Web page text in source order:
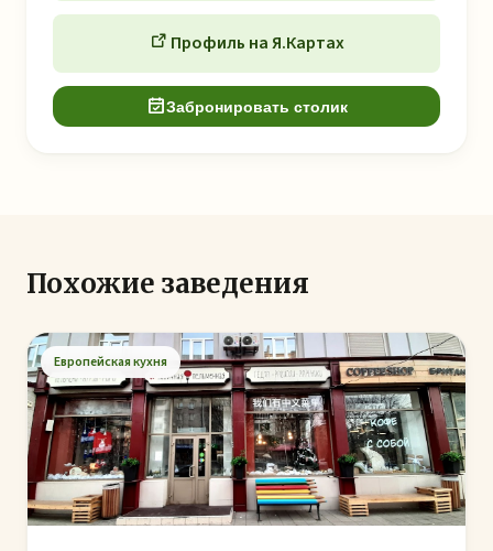
Профиль на Я.Картах
Забронировать столик
Похожие заведения
Европейская кухня